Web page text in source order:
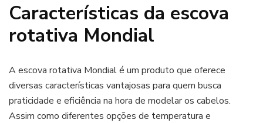
Características da escova
rotativa Mondial
A escova rotativa Mondial é um produto que oferece
diversas características vantajosas para quem busca
praticidade e eficiência na hora de modelar os cabelos.
Assim como diferentes opções de temperatura e